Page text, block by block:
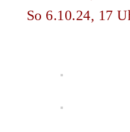
So 6.10.24, 17